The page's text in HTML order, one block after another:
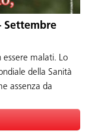
Settembre
essere malati. Lo
della Sanità
assenza da